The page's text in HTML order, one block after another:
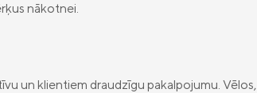
nākotnei.
un klientiem draudzīgu pakalpojumu. Vēlos,